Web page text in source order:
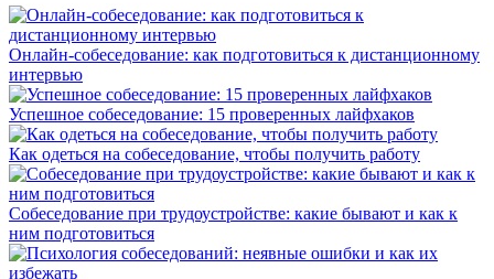
Онлайн-собеседование: как подготовиться к дистанционному
интервью
Успешное собеседование: 15 проверенных лайфхаков
Как одеться на собеседование, чтобы получить работу
Собеседование при трудоустройстве: какие бывают и как к
ним подготовиться